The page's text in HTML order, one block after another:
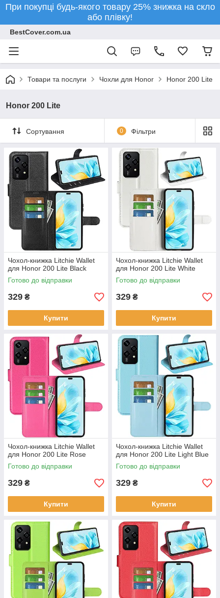
При покупці будь-якого товару 25% знижка на скло
або плівку!
BestCover.com.ua
Товари та послуги Чохли для Honor Honor 200 Lite
Honor 200 Lite
Сортування 0 Фільтри
Чохол-книжка Litchie Wallet
для Honor 200 Lite Black
Готово до відправки
329 ₴
Купити
Чохол-книжка Litchie Wallet
для Honor 200 Lite White
Готово до відправки
329 ₴
Купити
Чохол-книжка Litchie Wallet
для Honor 200 Lite Rose
Готово до відправки
329 ₴
Купити
Чохол-книжка Litchie Wallet
для Honor 200 Lite Light Blue
Готово до відправки
329 ₴
Купити